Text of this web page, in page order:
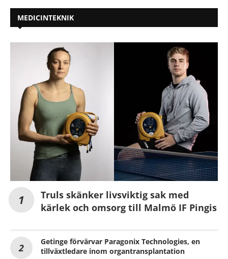
MEDICINTEKNIK
Truls skänker livsviktig sak med
kärlek och omsorg till Malmö IF Pingis
Getinge förvärvar Paragonix Technologies, en
tillväxtledare inom organtransplantation